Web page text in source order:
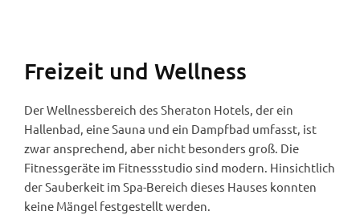
Freizeit und Wellness
Der Wellnessbereich des Sheraton Hotels, der ein
Hallenbad, eine Sauna und ein Dampfbad umfasst, ist
zwar ansprechend, aber nicht besonders groß. Die
Fitnessgeräte im Fitnessstudio sind modern. Hinsichtlich
der Sauberkeit im Spa-Bereich dieses Hauses konnten
keine Mängel festgestellt werden.